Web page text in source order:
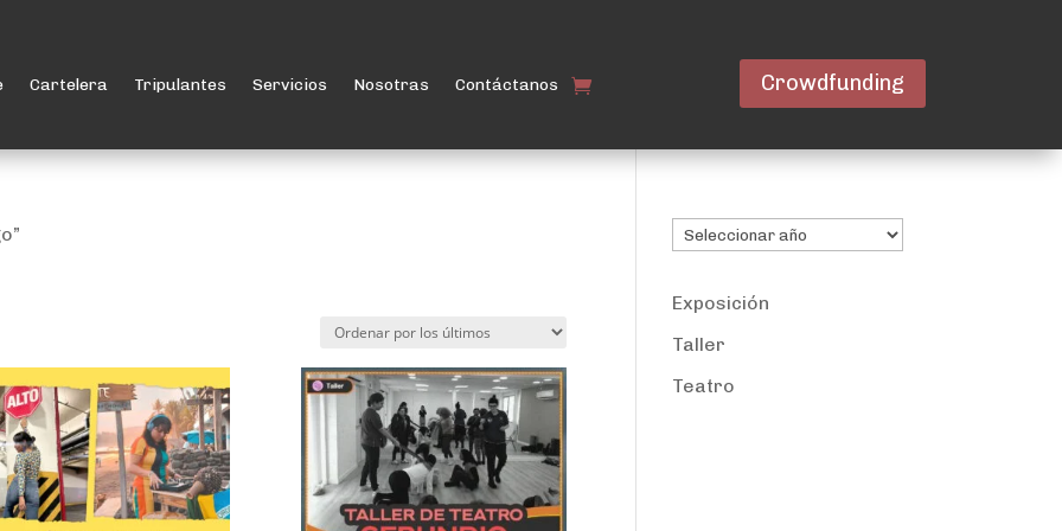
Cartelera Tripulantes Servicios Nosotras Contáctanos Crowdfunding
Archivos
Exposición
Taller
Teatro